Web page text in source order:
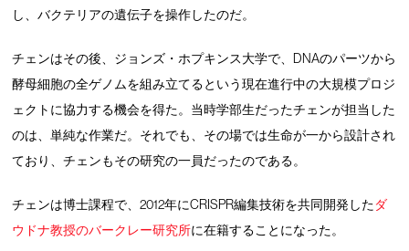
し、バクテリアの遺伝子を操作したのだ。
チェンはその後、ジョンズ・ホプキンス大学で、DNAのパーツから
酵母細胞の全ゲノムを組み立てるという現在進行中の大規模プロジ
ェクトに協力する機会を得た。当時学部生だったチェンが担当した
のは、単純な作業だ。それでも、その場では生命が一から設計され
ており、チェンもその研究の一員だったのである。
チェンは博士課程で、2012年にCRISPR編集技術を共同開発したダ
ウドナ教授のバークレー研究所に在籍することになった。